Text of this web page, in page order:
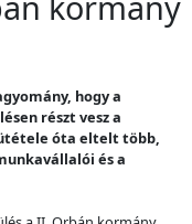
hogy a
részt vesz a
óta eltelt több,
és a